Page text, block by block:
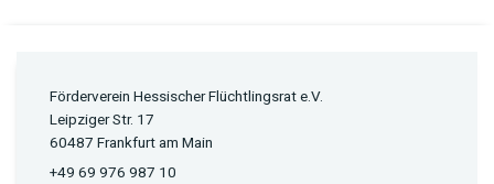
Förderverein Hessischer Flüchtlingsrat e.V.
Leipziger Str. 17
60487 Frankfurt am Main
+49 69 976 987 10